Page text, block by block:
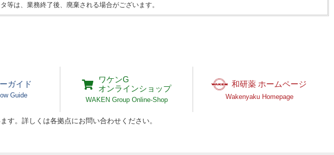
は、業務終了後、廃棄される場合がございます。
ガイド
Guide
ワケンG
オンラインショップ
WAKEN Group Online-Shop
和研薬 ホームページ
Wakenyaku Homepage
。詳しくは各拠点にお問い合わせください。